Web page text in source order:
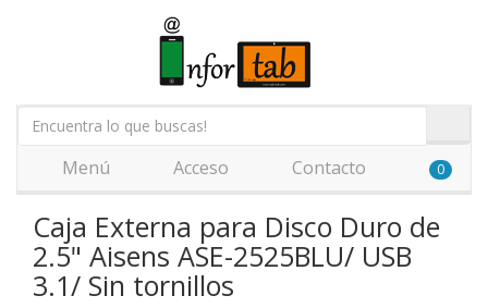
Menú Acceso Contacto 0
Caja Externa para Disco Duro de
2.5" Aisens ASE-2525BLU/ USB
3.1/ Sin tornillos